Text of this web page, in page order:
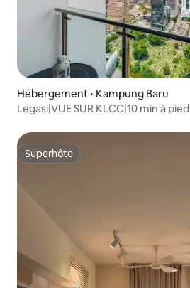
Hébergement ⋅ Kampung Baru
Legasi|VUE SUR KLCC|10 min à
Superhôte
Superhôte